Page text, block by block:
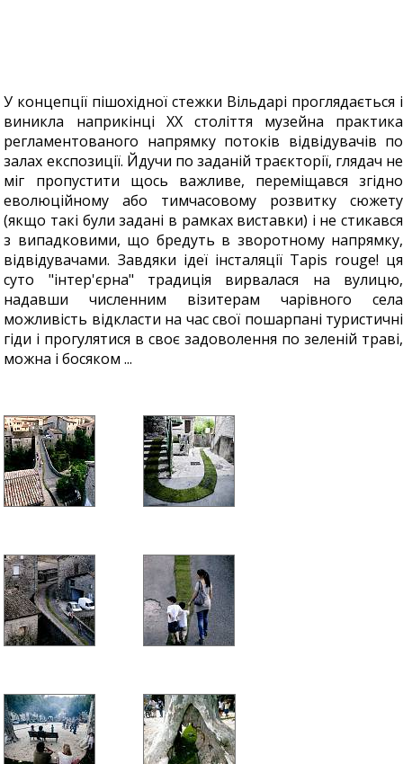
У концепції пішохідної стежки Вільдарі проглядається і
виникла наприкінці ХХ століття музейна практика
регламентованого напрямку потоків відвідувачів по
залах експозиції. Йдучи по заданій траєкторії, глядач не
міг пропустити щось важливе, переміщався згідно
еволюційному або тимчасовому розвитку сюжету
(якщо такі були задані в рамках виставки) і не стикався
з випадковими, що бредуть в зворотному напрямку,
відвідувачами. Завдяки ідеї інсталяції Tapis rouge! ця
суто "інтер'єрна" традиція вирвалася на вулицю,
надавши численним візитерам чарівного села
можливість відкласти на час свої пошарпані туристичні
гіди і прогулятися в своє задоволення по зеленій траві,
можна і босяком ...